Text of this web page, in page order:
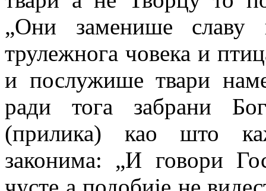
„Они заменише славу
трулежнога човека и
и послужише твари
ради тога забрани
(прилика) као што
законима: „И говори